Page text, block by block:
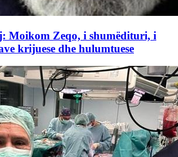
Moikom Zeqo, i shumëdituri, i
krijuese dhe hulumtuese